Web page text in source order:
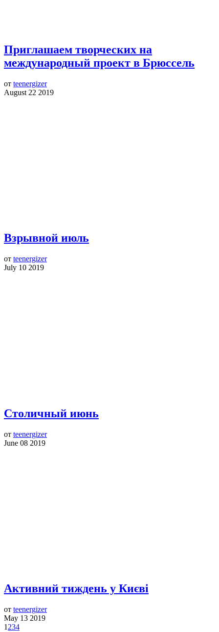
Приглашаем творческих на
международный проект в Брюссель
от teenergizer
August 22 2019
Взрывной июль
от teenergizer
July 10 2019
Столичный июнь
от teenergizer
June 08 2019
Активний тиждень у Києві
от teenergizer
May 13 2019
1 234